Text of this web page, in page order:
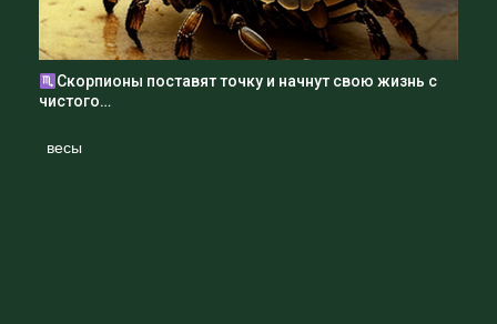
Скорпионы поставят точку и начнут свою жизнь с
чистого…
весы